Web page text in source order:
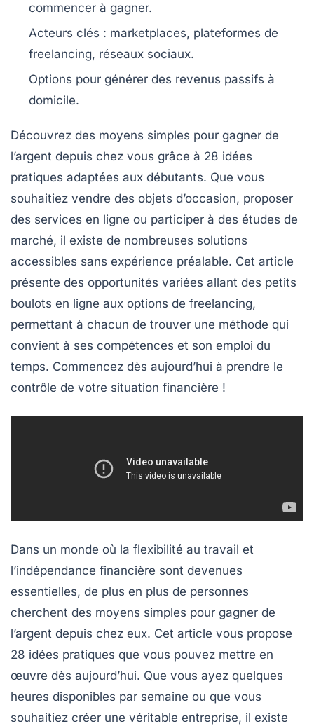
commencer à gagner.
Acteurs clés : marketplaces, plateformes de
freelancing, réseaux sociaux.
Options pour générer des revenus passifs à
domicile.
Découvrez des moyens simples pour gagner de
l’argent depuis chez vous grâce à 28 idées
pratiques adaptées aux débutants. Que vous
souhaitiez vendre des objets d’occasion, proposer
des services en ligne ou participer à des études de
marché, il existe de nombreuses solutions
accessibles sans expérience préalable. Cet article
présente des opportunités variées allant des petits
boulots en ligne aux options de freelancing,
permettant à chacun de trouver une méthode qui
convient à ses compétences et son emploi du
temps. Commencez dès aujourd’hui à prendre le
contrôle de votre situation financière !
Dans un monde où la flexibilité au travail et
l’indépendance financière sont devenues
essentielles, de plus en plus de personnes
cherchent des moyens simples pour gagner de
l’argent depuis chez eux. Cet article vous propose
28 idées pratiques que vous pouvez mettre en
œuvre dès aujourd’hui. Que vous ayez quelques
heures disponibles par semaine ou que vous
souhaitiez créer une véritable entreprise, il existe